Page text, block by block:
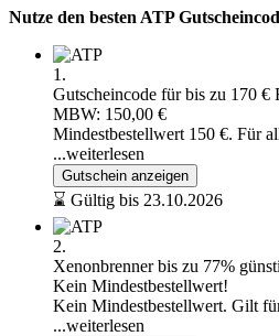
Nutze den besten ATP
1.
Gutscheincode für bis zu 170 €
MBW: 150,00 €
Mindestbestellwert 150 €. Für
...weiterlesen
Gutschein anzeigen
⌛ Gültig bis 23.10.2026
2.
Xenonbrenner bis zu 77%
Kein Mindestbestellwert!
Kein Mindestbestellwert. Gilt
...weiterlesen